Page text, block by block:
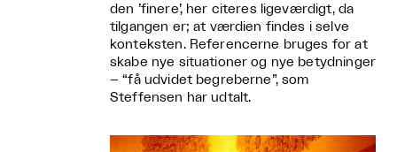
den ’finere’, her citeres ligeværdigt, da
tilgangen er; at værdien findes i selve
konteksten. Referencerne bruges for at
skabe nye situationer og nye betydninger
– “få udvidet begreberne”, som
Steffensen har udtalt.